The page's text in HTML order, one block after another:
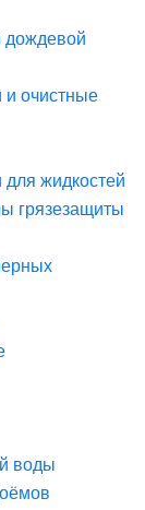
дождевой
и очистные
для жидкостей
грязезащиты
воды